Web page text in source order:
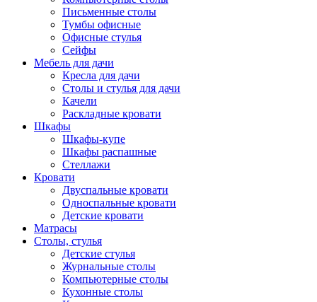
Письменные столы
Тумбы офисные
Офисные стулья
Сейфы
Мебель для дачи
Кресла для дачи
Столы и стулья для дачи
Качели
Раскладные кровати
Шкафы
Шкафы-купе
Шкафы распашные
Стеллажи
Кровати
Двуспальные кровати
Односпальные кровати
Детские кровати
Матрасы
Столы, стулья
Детские стулья
Журнальные столы
Компьютерные столы
Кухонные столы